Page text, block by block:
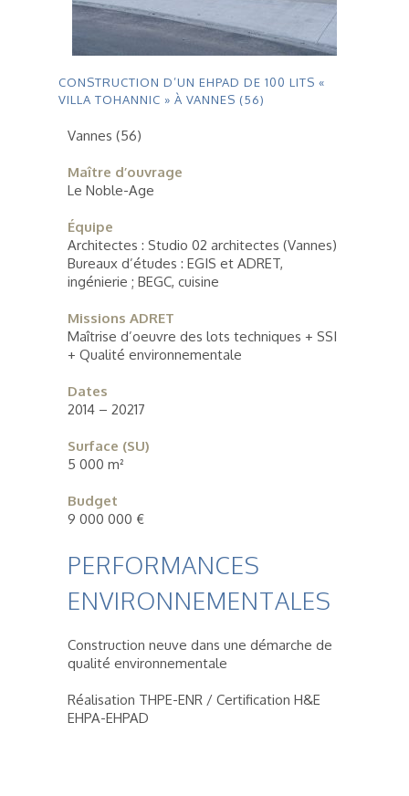
CONSTRUCTION D’UN EHPAD DE 100 LITS «
VILLA TOHANNIC » À VANNES (56)
Vannes (56)
Maître d’ouvrage
Le Noble-Age
Équipe
Architectes : Studio 02 architectes (Vannes)
Bureaux d’études : EGIS et ADRET,
ingénierie ; BEGC, cuisine
Missions ADRET
Maîtrise d’oeuvre des lots techniques + SSI
+ Qualité environnementale
Dates
2014 – 20217
Surface (SU)
5 000 m²
Budget
9 000 000 €
PERFORMANCES
ENVIRONNEMENTALES
Construction neuve dans une démarche de
qualité environnementale
Réalisation THPE-ENR / Certification H&E
EHPA-EHPAD